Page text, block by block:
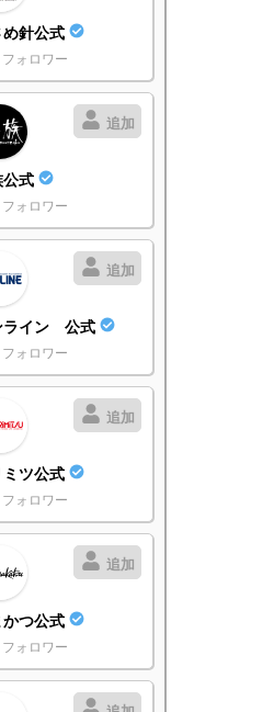
め針公式
フォロワー
追加
公式
フォロワー
追加
ライン 公式
フォロワー
追加
ミツ公式
フォロワー
追加
かつ公式
フォロワー